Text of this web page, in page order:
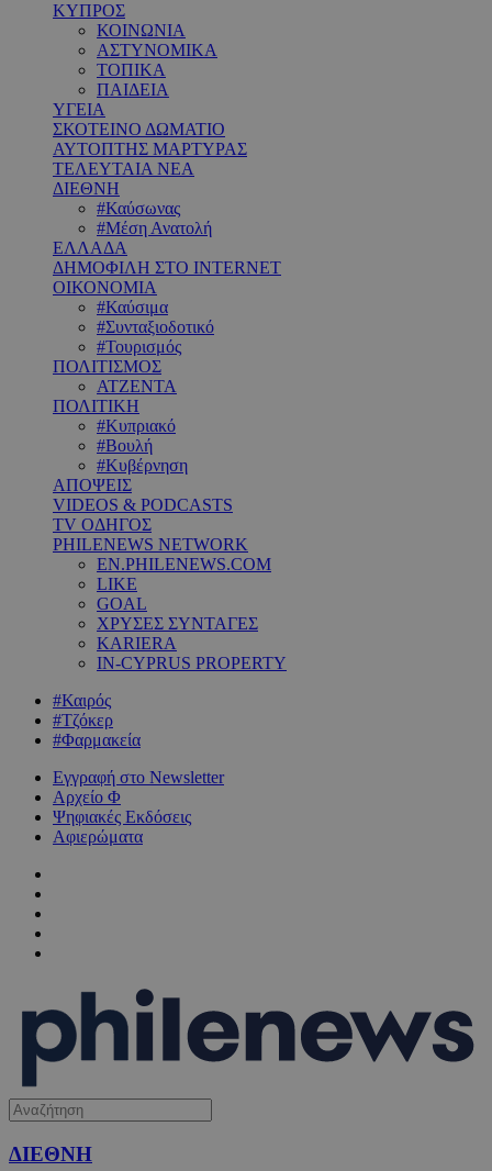
ΚΥΠΡΟΣ
ΚΟΙΝΩΝΙΑ
ΑΣΤΥΝΟΜΙΚΑ
ΤΟΠΙΚΑ
ΠΑΙΔΕΙΑ
ΥΓΕΙΑ
ΣΚΟΤΕΙΝΟ ΔΩΜΑΤΙΟ
ΑΥΤΟΠΤΗΣ ΜΑΡΤΥΡΑΣ
ΤΕΛΕΥΤΑΙΑ ΝΕΑ
ΔΙΕΘΝΗ
#Καύσωνας
#Μέση Ανατολή
ΕΛΛΑΔΑ
ΔΗΜΟΦΙΛΗ ΣΤΟ INTERNET
ΟΙΚΟΝΟΜΙΑ
#Καύσιμα
#Συνταξιοδοτικό
#Τουρισμός
ΠΟΛΙΤΙΣΜΟΣ
ΑΤΖΕΝΤΑ
ΠΟΛΙΤΙΚΗ
#Κυπριακό
#Βουλή
#Κυβέρνηση
ΑΠΟΨΕΙΣ
VIDEOS & PODCASTS
TV ΟΔΗΓΟΣ
PHILENEWS NETWORK
EN.PHILENEWS.COM
LIKE
GOAL
ΧΡΥΣΕΣ ΣΥΝΤΑΓΕΣ
KARIERA
IN-CYPRUS PROPERTY
#Καιρός
#Τζόκερ
#Φαρμακεία
Εγγραφή στο Newsletter
Αρχείο Φ
Ψηφιακές Εκδόσεις
Αφιερώματα
ΔΙΕΘΝΗ